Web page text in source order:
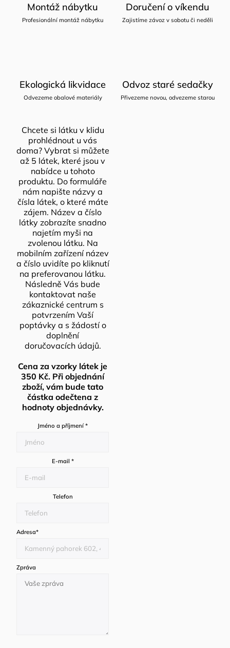
Montáž nábytku
Profesionální montáž nábytku
Doručení o víkendu
Zajistíme závoz v sobotu či neděli
Ekologická likvidace
Odvezeme obalové materiály
Odvoz staré sedačky
Přivezeme novou, odvezeme starou
Chcete si látku v klidu
prohlédnout u vás
doma? Vybrat si můžete
až 5 látek, které jsou v
nabídce u tohoto
produktu. Do formuláře
nám napište názvy a
čísla látek, o které máte
zájem. Název a číslo
látky zobrazíte snadno
najetím myši na
zvolenou látku. Na
mobilním zařízení název
a číslo uvidíte po kliknutí
na preferovanou látku.
Následně Vás bude
kontaktovat naše
zákaznické centrum s
potvrzením Vaší
poptávky a s žádostí o
doplnění
doručovacích údajů.
Cena za vzorky látek je
350 Kč. Při objednání
zboží, vám bude tato
částka odečtena z
hodnoty objednávky.
Jméno a příjmení *
E-mail *
Telefon
Adresa*
Zpráva